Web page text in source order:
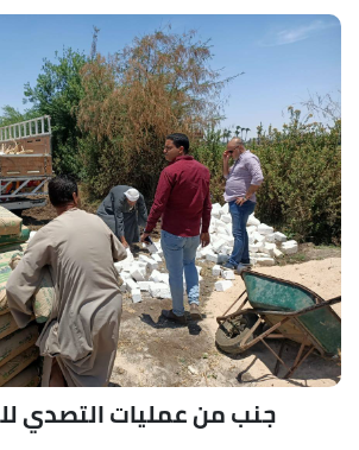
جنب من عمليات التصدي